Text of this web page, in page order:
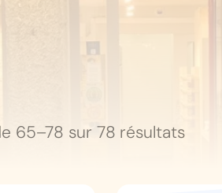
65–78 sur 78 résultats